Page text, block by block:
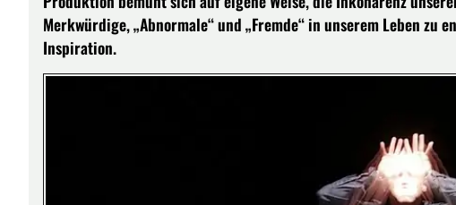
Merkwürdige, „Abnormale“ und „Fremde“ in unserem Leben
Inspiration.